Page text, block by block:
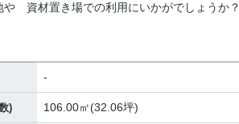
や 資材置き場での利用にいかがでしょうか？
-
) 106.00㎡(32.06坪)